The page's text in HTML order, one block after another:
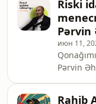
Riski
Pərvin
июн 11,
Pərvin
Rahib